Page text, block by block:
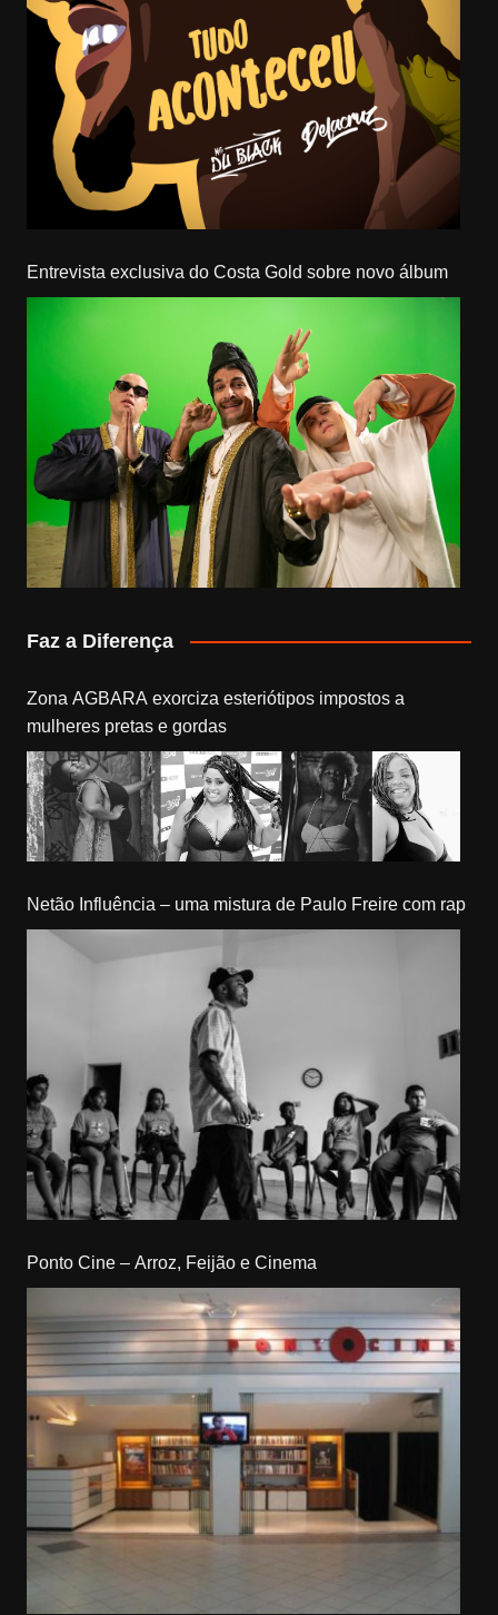
Entrevista exclusiva do Costa Gold sobre novo álbum
Faz a Diferença
Zona AGBARA exorciza esteriótipos impostos a
mulheres pretas e gordas
Netão Influência – uma mistura de Paulo Freire com rap
Ponto Cine – Arroz, Feijão e Cinema